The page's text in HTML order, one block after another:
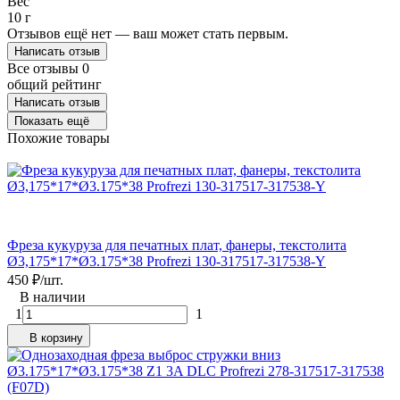
10 г
Отзывов ещё нет — ваш может стать первым.
Написать отзыв
Все отзывы 0
общий рейтинг
Написать отзыв
Показать ещё
Похожие товары
Фреза кукуруза для печатных плат, фанеры, текстолита
Ø3,175*17*Ø3.175*38 Profrezi 130-317517-317538-Y
450 ₽/шт.
В наличии
1
1
В корзину